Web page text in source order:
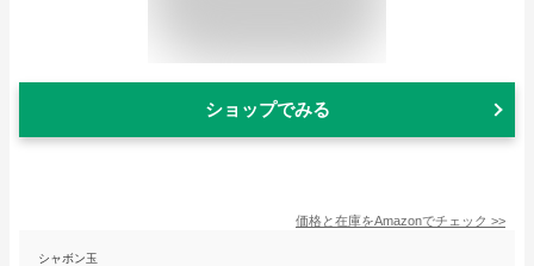
ショップでみる
価格と在庫をAmazonでチェック >>
シャボン玉